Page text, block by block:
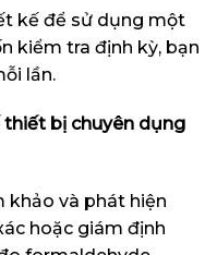
kế để sử dụng một
kiểm tra định kỳ, bạn
lần.
bị chuyên dụng
khảo và phát hiện
hoặc giám định